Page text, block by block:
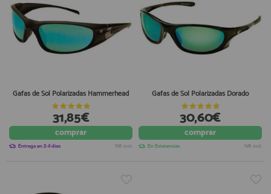
Gafas de Sol Polarizadas Hammerhead
31,85€
comprar
Entrega en 2-4 días IVA incl.
Gafas de Sol Polarizadas Dorado
30,60€
comprar
En Existencias IVA incl.